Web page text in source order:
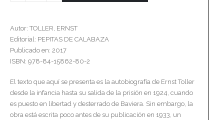
Autor: TOLLER, ERNST
Editorial: PEPITAS DE CALABAZA
Publicado en: 2017
ISBN: 978-84-15862-80-2
El texto que aquí se presenta es la autobiografía de Ernst Toller
desde la infancia hasta su salida de la prisión en 1924, cuando
es puesto en libertad y desterrado de Baviera. Sin embargo, la
obra está escrita poco antes de su publicación en 1933, un